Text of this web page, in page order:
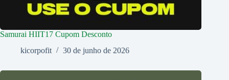
Samurai HIIT17 Cupom Desconto
kicorpofit
30 de junho de 2026